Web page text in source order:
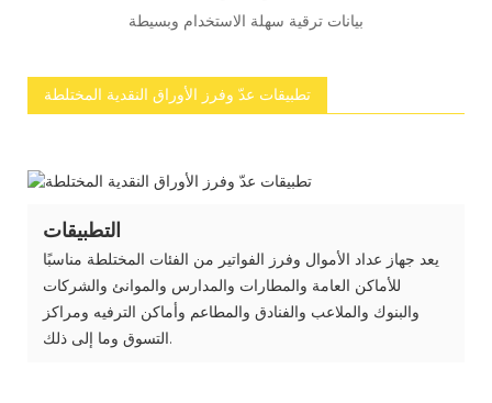
بيانات ترقية سهلة الاستخدام وبسيطة
تطبيقات عدّ وفرز الأوراق النقدية المختلطة
التطبيقات
يعد جهاز عداد الأموال وفرز الفواتير من الفئات المختلطة مناسبًا
للأماكن العامة والمطارات والمدارس والموانئ والشركات
والبنوك والملاعب والفنادق والمطاعم وأماكن الترفيه ومراكز
التسوق وما إلى ذلك.